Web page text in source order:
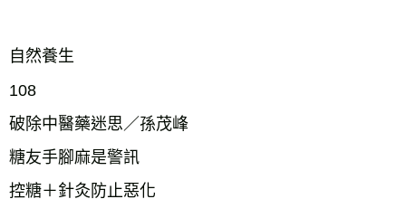
自然養生
108
破除中醫藥迷思／孫茂峰
糖友手腳麻是警訊
控糖＋針灸防止惡化